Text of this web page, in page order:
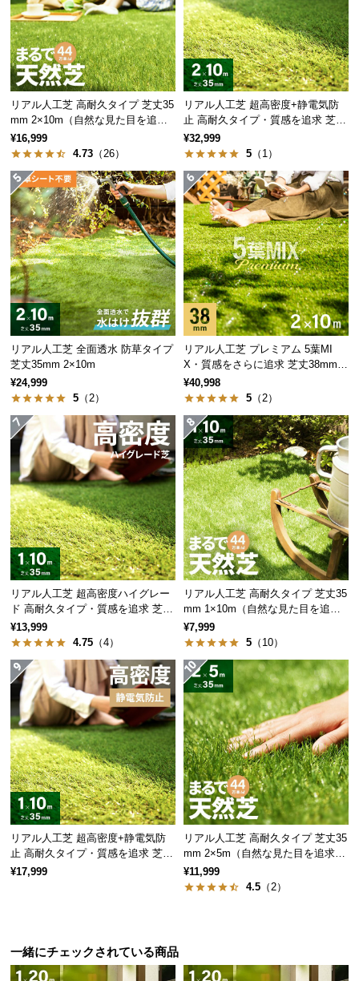
に
つ
い
て
会
員
規
約
に
つ
い
て
お
客
サ
ポ
ー
ト
お
知
ら
せ
ブ
ロ
企
業
情
報
o.,
リアル人工芝 高耐久タイプ 芝丈35
mm 2×10m（自然な見た目を追
求・U字ピン付属）
¥16,999
4.73 （26）
リアル人工芝 超高密度+静電気防
止 高耐久タイプ・質感を追求 芝丈
35mm 2×10m
¥32,999
5 （1）
リアル人工芝 全面透水 防草タイプ
芝丈35mm 2×10m
¥24,999
5 （2）
リアル人工芝 プレミアム 5葉MI
X・質感をさらに追求 芝丈38mm 2
×10m
¥40,998
5 （2）
リアル人工芝 超高密度ハイグレー
ド 高耐久タイプ・質感を追求 芝丈
35mm 1×10m
¥13,999
4.75 （4）
リアル人工芝 高耐久タイプ 芝丈35
mm 1×10m（自然な見た目を追
求・U字ピン付属）
¥7,999
5 （10）
リアル人工芝 超高密度+静電気防
止 高耐久タイプ・質感を追求 芝丈
35mm 1×10m
¥17,999
リアル人工芝 高耐久タイプ 芝丈35
mm 2×5m（自然な見た目を追求・
U字ピン付属）
¥11,999
4.5 （2）
一緒にチェックされている商品